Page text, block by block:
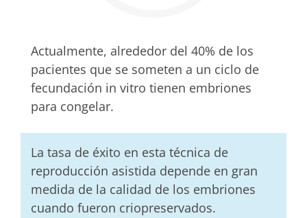
Actualmente, alrededor del 40% de los
pacientes que se someten a un ciclo de
fecundación in vitro tienen embriones
para congelar.
La tasa de éxito en esta técnica de
reproducción asistida depende en gran
medida de la calidad de los embriones
cuando fueron criopreservados.